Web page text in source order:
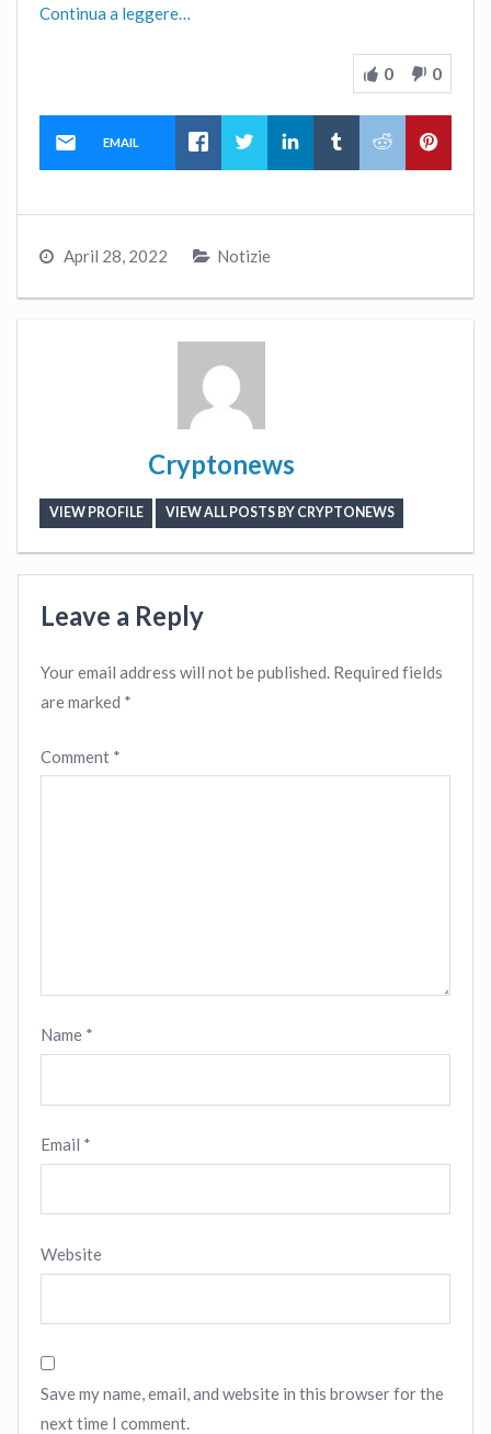
Continua a leggere…
0 0
EMAIL
April 28, 2022 Notizie
Cryptonews
VIEW PROFILE VIEW ALL POSTS BY CRYPTONEWS
Leave a Reply
Your email address will not be published. Required fields
are marked *
Comment *
Name *
Email *
Website
Save my name, email, and website in this browser for the
next time I comment.